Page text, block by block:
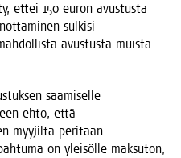
ettei 150 euron avus­tus­ta
sul­ki­si
avus­tus­ta muis­ta
saa­mi­sel­le
ehto, että
myy­jil­tä peri­tään
on ylei­söl­le mak­su­ton,